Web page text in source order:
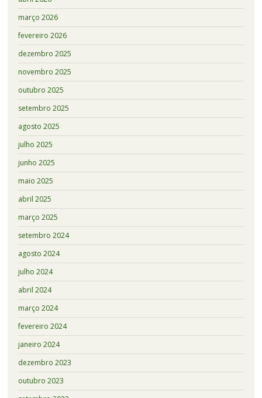
março 2026
fevereiro 2026
dezembro 2025
novembro 2025
outubro 2025
setembro 2025
agosto 2025
julho 2025
junho 2025
maio 2025
abril 2025
março 2025
setembro 2024
agosto 2024
julho 2024
abril 2024
março 2024
fevereiro 2024
janeiro 2024
dezembro 2023
outubro 2023